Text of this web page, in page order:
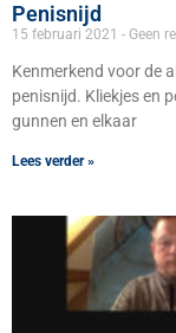
Penisnijd
15 februari 2021 Geen
Kenmerkend voor de
penisnijd. Kliekjes en
gunnen en elkaar
Lees verder »